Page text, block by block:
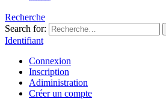
Recherche
Search for:
Identifiant
Connexion
Inscription
Adiministration
Créer un compte